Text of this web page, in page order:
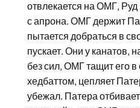
отвлекается на ОМГ,
с апрона. ОМГ держит
пытается добраться в
пускает. Они у канатов,
без сил, ОМГ тащит его в
хедбаттом, цепляет
убежал. Патера